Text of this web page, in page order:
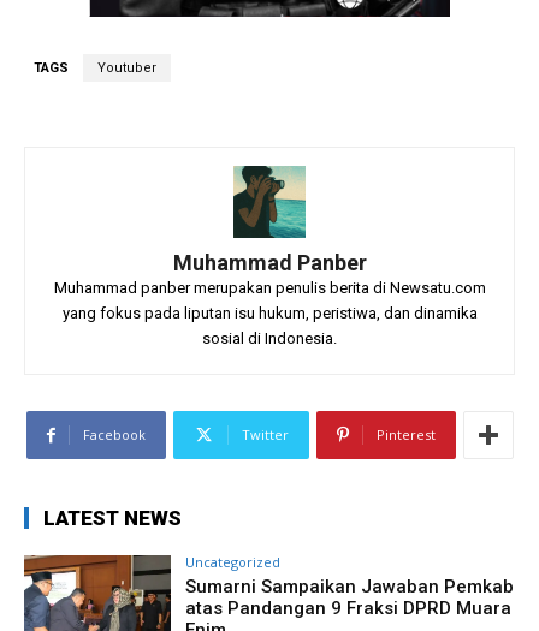
TAGS Youtuber
Muhammad Panber
Muhammad panber merupakan penulis berita di Newsatu.com
yang fokus pada liputan isu hukum, peristiwa, dan dinamika
sosial di Indonesia.
Facebook Twitter Pinterest
LATEST NEWS
Uncategorized
Sumarni Sampaikan Jawaban Pemkab
atas Pandangan 9 Fraksi DPRD Muara